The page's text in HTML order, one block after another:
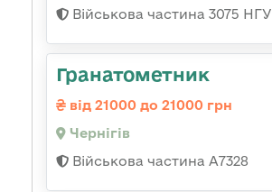
Військова частина 3075 НГУ
Гранатометник
від 21000 до 21000 грн
Чернігів
Військова частина А7328